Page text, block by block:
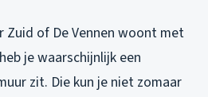
Zuid of De Vennen woont met
je waarschijnlijk een
zit. Die kun je niet zomaar